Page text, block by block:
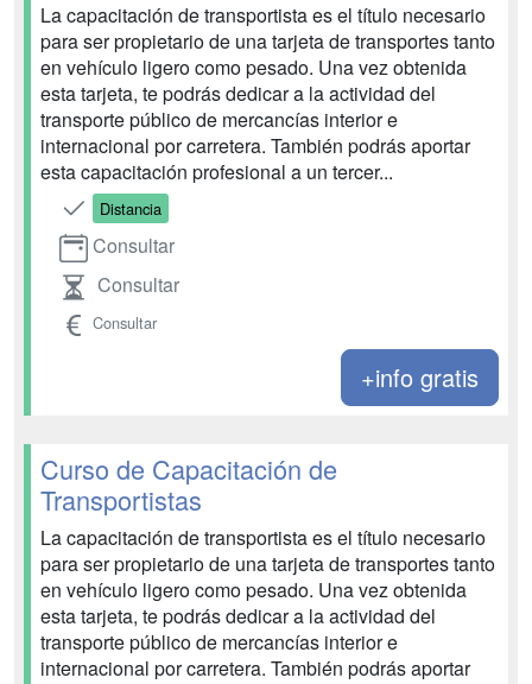
La capacitación de transportista es el título necesario
para ser propietario de una tarjeta de transportes tanto
en vehículo ligero como pesado. Una vez obtenida
esta tarjeta, te podrás dedicar a la actividad del
transporte público de mercancías interior e
internacional por carretera. También podrás aportar
esta capacitación profesional a un tercer...
Distancia
Consultar
Consultar
Consultar
+info gratis
Curso de Capacitación de
Transportistas
La capacitación de transportista es el título necesario
para ser propietario de una tarjeta de transportes tanto
en vehículo ligero como pesado. Una vez obtenida
esta tarjeta, te podrás dedicar a la actividad del
transporte público de mercancías interior e
internacional por carretera. También podrás aportar